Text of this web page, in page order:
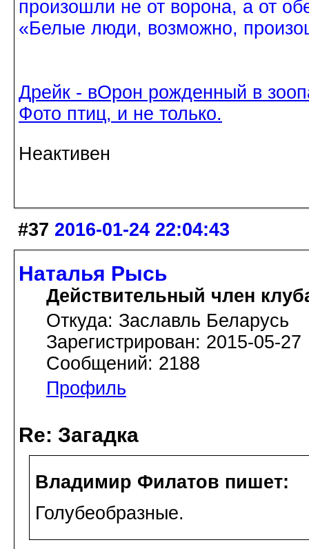
произошли не от ворона, а от
«Белые люди, возможно,
Дрейк - вОрон рожденный в
Фото птиц, и не только.
Неактивен
#37 2016-01-24 22:04:43
Наталья Рысь
Действительный член
Откуда: Заславль Беларусь
Зарегистрирован: 2015-05-27
Сообщений: 2188
Профиль
Re: Загадка
Владимир Филатов пишет:
Голубеобразные.